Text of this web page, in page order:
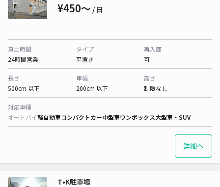
¥450〜 / 日
貸出時間
24時間営業
タイプ
平置き
再入庫
可
長さ
500cm 以下
車幅
200cm 以下
高さ
制限なし
対応車種
オートバイ軽自動車コンパクトカー中型車ワンボックス大型車・SUV
詳細へ
T•K駐車場